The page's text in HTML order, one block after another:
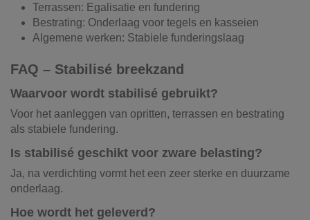
Terrassen: Egalisatie en fundering
Bestrating: Onderlaag voor tegels en kasseien
Algemene werken: Stabiele funderingslaag
FAQ – Stabilisé breekzand
Waarvoor wordt stabilisé gebruikt?
Voor het aanleggen van opritten, terrassen en bestrating
als stabiele fundering.
Is stabilisé geschikt voor zware belasting?
Ja, na verdichting vormt het een zeer sterke en duurzame
onderlaag.
Hoe wordt het geleverd?